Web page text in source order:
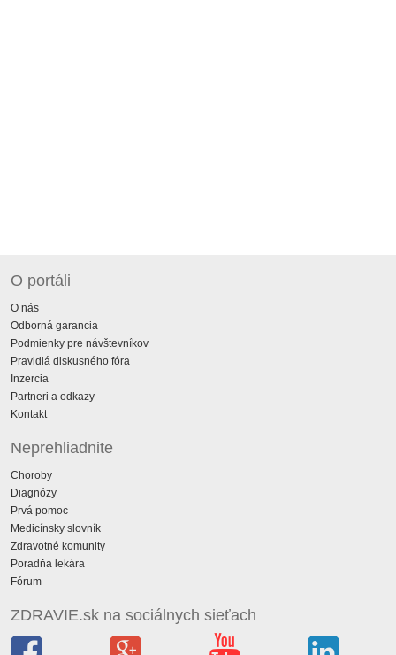
O portáli
O nás
Odborná garancia
Podmienky pre návštevníkov
Pravidlá diskusného fóra
Inzercia
Partneri a odkazy
Kontakt
Neprehliadnite
Choroby
Diagnózy
Prvá pomoc
Medicínsky slovník
Zdravotné komunity
Poradňa lekára
Fórum
ZDRAVIE.sk na sociálnych sieťach